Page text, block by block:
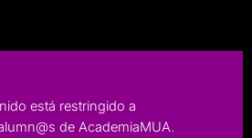
está restringido a
de AcademiaMUA.